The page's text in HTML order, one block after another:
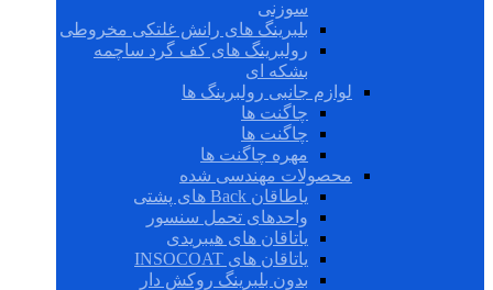
سوزنی
بلبرینگ های رانش غلتکی مخروطی
رولبرینگ های کف گرد ساچمه
بشکه ای
لوازم جانبی رولبرینگ ها
چاگنت ها
چاگنت ها
مهره چاگنت ها
محصولات مهندسی شده
یاطاقان Back های پشتی
واحدهای تحمل سنسور
یاتاقان های هیبریدی
یاتاقان های INSOCOAT
بدون بلبرینگ روکش دار